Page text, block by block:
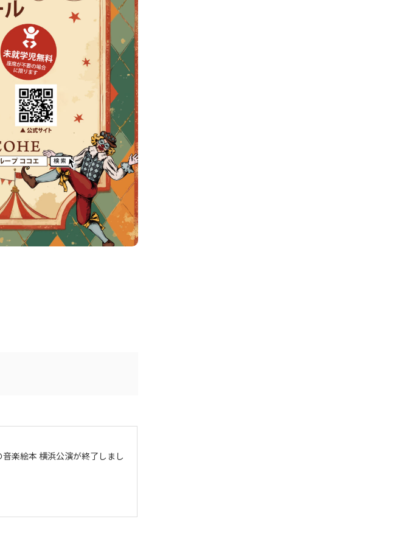
音楽絵本 横浜公演が終了しまし